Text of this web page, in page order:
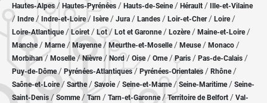
Hautes-Alpes/ Hautes-Pyrénées / Hauts-de-Seine/ Hérault / Ille-et-Vilaine
/ Indre/ Indre-et-Loire/ Isère/ Jura / Landes / Loir-et-Cher/ Loire/
Loire-Atlantique/ Loiret / Lot/ Lot et Garonne/ Lozère / Maine-et-Loire/
Manche/ Marne/ Mayenne/ Meurthe-et-Moselle/ Meuse/ Monaco /
Morbihan/ Moselle/ Nièvre / Nord/ Oise / Orne/Paris / Pas-de-Calais /
Puy-de-Dôme/ Pyrénées-Atlantiques / Pyrénées-Orientales / Rhône/
Saône-et-Loire/ Sarthe/ Savoie/ Seine-et-Marne/ Seine-Maritime/ Seine-
Saint-Denis /Somme/ Tarn / Tarn-et-Garonne/Territoire de Belfort / Val-